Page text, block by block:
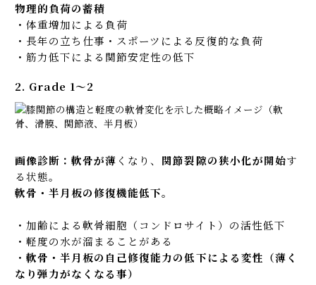
物理的負荷の蓄積
・体重増加による負荷
・長年の立ち仕事・スポーツによる反復的な負荷
・筋力低下による関節安定性の低下
2. Grade 1〜2
画像診断：軟骨が薄 くなり、 関節裂隙の狭小化が開始す
る状態。
軟骨・半月板の修復機能低下。
・加齢による軟骨細胞（コンドロサイト）の活性低下
・軽度の水が溜まることがある
・ 軟骨・半月板の自己修復能力の低下による変性（薄く
なり弾力がなくなる事）